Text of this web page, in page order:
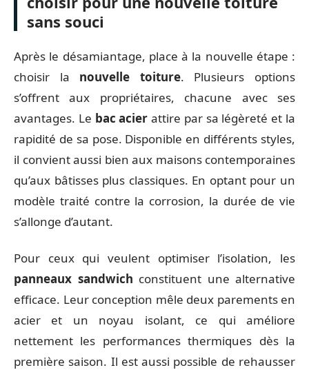
sans souci
Après le désamiantage, place à la nouvelle étape :
choisir la nouvelle toiture. Plusieurs options
s’offrent aux propriétaires, chacune avec ses
avantages. Le bac acier attire par sa légèreté et la
rapidité de sa pose. Disponible en différents styles,
il convient aussi bien aux maisons contemporaines
qu’aux bâtisses plus classiques. En optant pour un
modèle traité contre la corrosion, la durée de vie
s’allonge d’autant.
Pour ceux qui veulent optimiser l’isolation, les
panneaux sandwich constituent une alternative
efficace. Leur conception mêle deux parements en
acier et un noyau isolant, ce qui améliore
nettement les performances thermiques dès la
première saison. Il est aussi possible de rehausser